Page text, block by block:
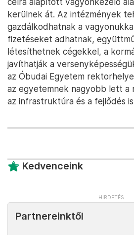
kerülnek át. Az intézmények
gazdálkodhatnak a
fizetéseket adhatnak,
létesíthetnek cégekkel, a
javíthatják a
az Óbudai Egyetem
az egyetemnek nagyobb lett a
az infrastruktúra és a fejlődés
Kedvenceink
Partnereinktől